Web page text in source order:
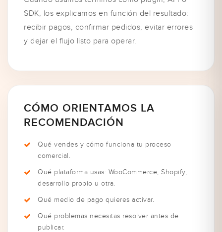
SDK, los explicamos en función del resultado:
recibir pagos, confirmar pedidos, evitar errores
y dejar el flujo listo para operar.
CÓMO ORIENTAMOS LA
RECOMENDACIÓN
Qué vendes y cómo funciona tu proceso
comercial.
Qué plataforma usas: WooCommerce, Shopify,
desarrollo propio u otra.
Qué medio de pago quieres activar.
Qué problemas necesitas resolver antes de
publicar.